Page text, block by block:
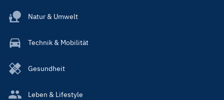
Natur & Umwelt
Technik & Mobilität
Gesundheit
Leben & Lifestyle